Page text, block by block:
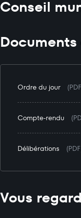
Conseil
Ordre du jour
Compte-rendu
Délibérations
Vous